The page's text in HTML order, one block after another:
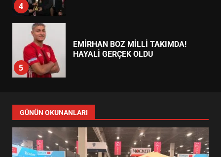
4
5
EMİRHAN BOZ MİLLİ TAKIMDA!
HAYALİ GERÇEK OLDU
6
EDREMİT’TE 19 MAYIS COŞKUSU
MEYDANLARA TAŞTI
GÜNÜN OKUNANLARI